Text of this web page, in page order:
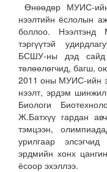
Өнөөдөр МУИС-
нээлтийн ёслолын
боллоо. Нээлтэнд
тэргүүтэй
БСШУ-ны дэд сайд
төлөөлөгчид, багш,
2011 оны МУИС-ийн
нээлт, эрдэм
Биологи
Ж.Батхүү гардан
тэмцээн,
урилгаар
эрдмийн хонх
ёсоор эхэллээ.